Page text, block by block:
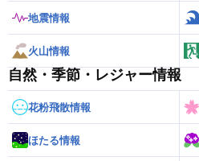
地震情報
火山情報
自然・季節・レジャー情報
花粉飛散情報
ほたる情報